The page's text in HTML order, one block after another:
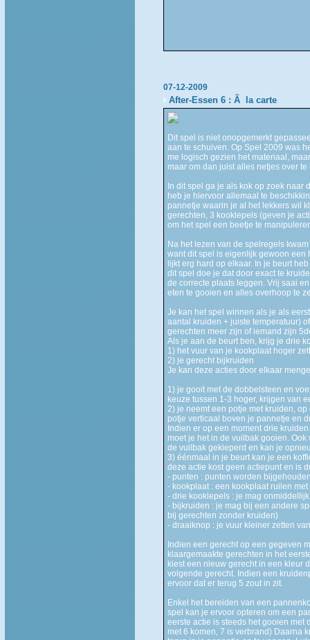
07-12-2009
After-Essen 6 : Ã la carte
Dit spel is niet onopgemerkt
aan te schuiven. Op Spel 2009 was
me logisch gezien het materiaal,
maar om dan juist alles netjes over
In dit spel ga je als kok op zoek naar
heb je hiervoor allemaal te
pannetje waarin je al het lekkers wil
gerechten, 3 kooklepels (geven je
om het spel een beetje te
Na het lezen van de spelregels
want dit spel is eigenlijk gewoon een
lijkt erg hard op elkaar. In je beurt
dit spel doe je dat door exact te
de correcte plaats leggen. Vrij saai
eten te gooien en alles overhoop te
Je kan het spel winnen als je als
aantal kruiden + juiste temperatuur)
gerechten meer zijn of iemand zijn
Als je aan de beurt ben, krijg je drie
1) het vuur van je kookplaat hoger
2) je gerecht bijkruiden
Je kan deze acties door elkaar
1) je gooit met de dobbelsteen en
keuze tussen 1-3 hoger, krijgen van
2) je neemt een potje met kruiden,
potje verticaal boven je pannetje en
Indien er op een moment drie
moet je het in de vuilbak gooien.
de vuilbak gekieperd en kan je
3) éénmaal in je beurt kan je een
deze actie kost geen actiepunt en is
- punten : punten worden
- kookplaat : een kookplaat ruilen
- drie kooklepels : je mag
- bijkruiden : je mag bij een andere
bij gerechten zonder kruiden)
- draaiknop : je vuur kleiner zetten
Indien een gerecht op een gegeven
klaargemaakte gerechten in het
kiest een nieuw gerecht in een kleur
volgende gerecht. Indien een
ervoor dat er terug 5 zout in zit.
Enkel het bereiden van een
spel kan je ervoor opteren om een
eerste actie is steeds het gooien met
met 6 komen, 7 is verbrand) Daarna